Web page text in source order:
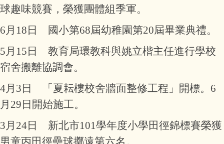
球趣味競賽，榮獲團體組季軍。
6月18日 國小第68屆幼稚園第20屆畢業典禮。
5月15日 教育局環教科與姚立楷主任進行學校
宿舍搬離協調會。
4月3日 「夏耘樓校舍牆面整修工程」開標。6
月29日開始施工。
3月24日 新北市101學年度小學田徑錦標賽榮獲
男童丙田徑壘球擲遠第六名。